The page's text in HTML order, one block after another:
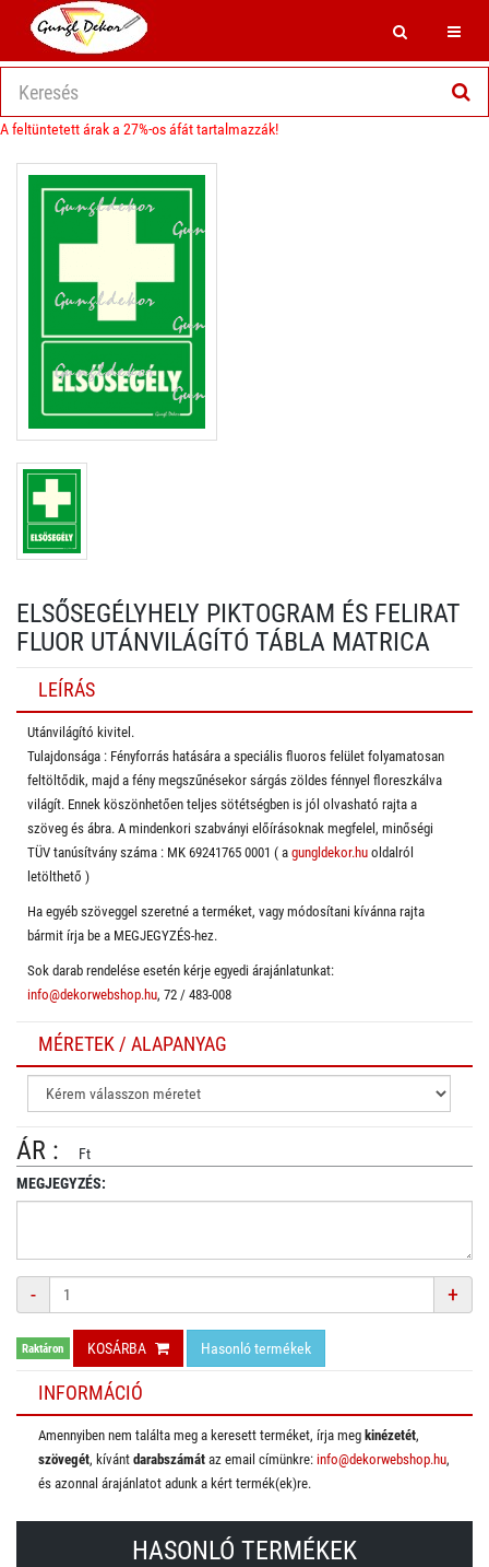
Search
A feltüntetett árak a 27%-os áfát tartalmazzák!
ELSŐSEGÉLYHELY PIKTOGRAM ÉS FELIRAT
FLUOR UTÁNVILÁGÍTÓ TÁBLA MATRICA
LEÍRÁS
Utánvilágító kivitel.
Tulajdonsága : Fényforrás hatására a speciális fluoros felület folyamatosan
feltöltődik, majd a fény megszűnésekor sárgás zöldes fénnyel floreszkálva
világít. Ennek köszönhetően teljes sötétségben is jól olvasható rajta a
szöveg és ábra. A mindenkori szabványi előírásoknak megfelel, minőségi
TÜV tanúsítvány száma : MK 69241765 0001 ( a gungldekor.hu oldalról
letölthető )
Ha egyéb szöveggel szeretné a terméket, vagy módosítani kívánna rajta
bármit írja be a MEGJEGYZÉS-hez.
Sok darab rendelése esetén kérje egyedi árajánlatunkat:
info@dekorwebshop.hu, 72 / 483-008
MÉRETEK / ALAPANYAG
ÁR :
Ft
MEGJEGYZÉS:
Mennyiség
- +
Raktáron KOSÁRBA Hasonló termékek
INFORMÁCIÓ
Amennyiben nem találta meg a keresett terméket, írja meg kinézetét,
szövegét, kívánt darabszámát az email címünkre: info@dekorwebshop.hu,
és azonnal árajánlatot adunk a kért termék(ek)re.
HASONLÓ TERMÉKEK